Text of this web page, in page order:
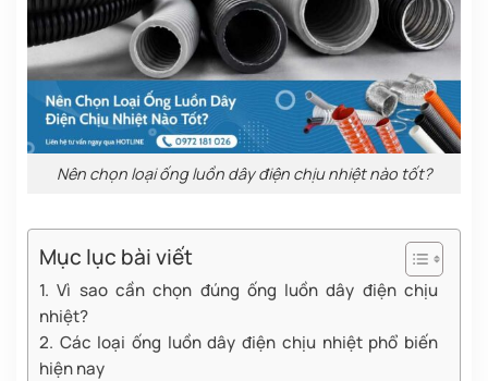
Nên chọn loại ống luồn dây điện chịu nhiệt nào tốt?
Mục lục bài viết
1. Vì sao cần chọn đúng ống luồn dây điện chịu
nhiệt?
2. Các loại ống luồn dây điện chịu nhiệt phổ biến
hiện nay